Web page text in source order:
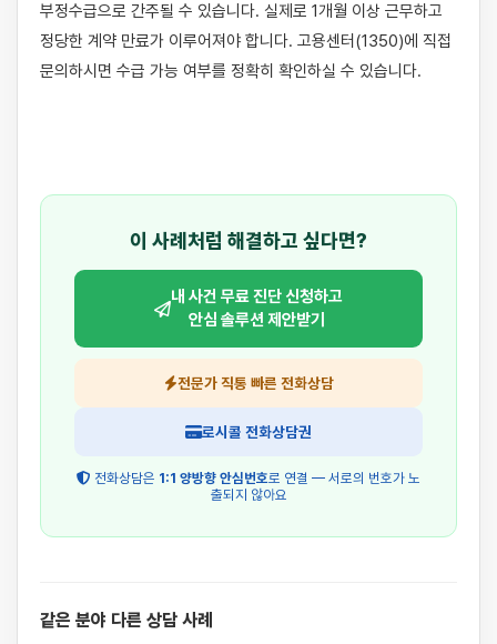
부정수급으로 간주될 수 있습니다. 실제로 1개월 이상 근무하고
정당한 계약 만료가 이루어져야 합니다. 고용센터(1350)에 직접
문의하시면 수급 가능 여부를 정확히 확인하실 수 있습니다.
이 사례처럼 해결하고 싶다면?
내 사건 무료 진단 신청하고
안심 솔루션 제안받기
전문가 직통 빠른 전화상담
로시콜 전화상담권
전화상담은 1:1 양방향 안심번호로 연결 — 서로의 번호가 노
출되지 않아요
같은 분야 다른 상담 사례